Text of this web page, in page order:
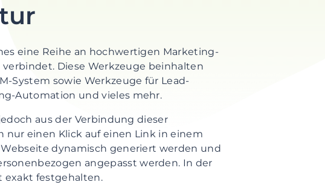
eine Reihe an hochwertigen Marketing-
Diese Werkzeuge beinhalten
System sowie Werkzeuge für Lead-
Automation und vieles mehr.
aus der Verbindung dieser
einen Klick auf einen Link in einem
dynamisch generiert werden und
angepasst werden. In der
exakt festgehalten.